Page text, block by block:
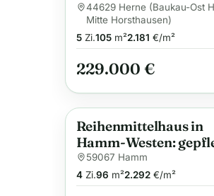
Herne-Baukau | 5
& sonniger Garten |
Vermietet
44629 Herne (Baukau-Ost
Mitte Horsthausen)
5Zi.105m²2.181 €/m²
229.000 €
Anzeige
Reihenmittelhaus in
Hamm-Westen:
vermietet und
59067 Hamm
4Zi.96 m²2.292€/m²